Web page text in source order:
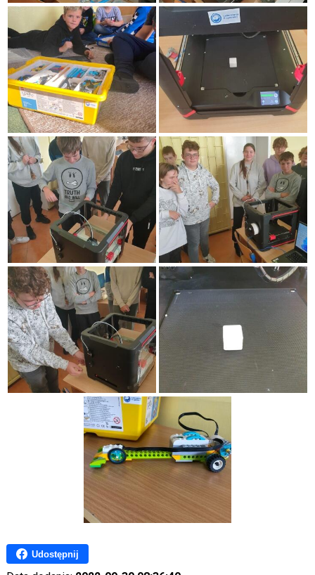
Udostępnij